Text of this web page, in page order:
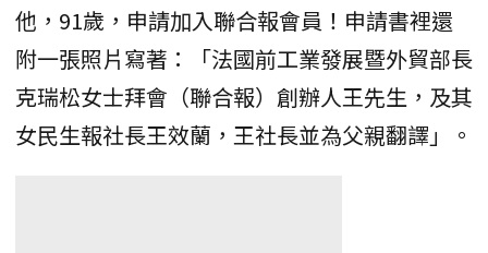
他，91歲，申請加入聯合報會員！申請書裡還
附一張照片寫著：「法國前工業發展暨外貿部長
克瑞松女士拜會（聯合報）創辦人王先生，及其
女民生報社長王效蘭，王社長並為父親翻譯」。